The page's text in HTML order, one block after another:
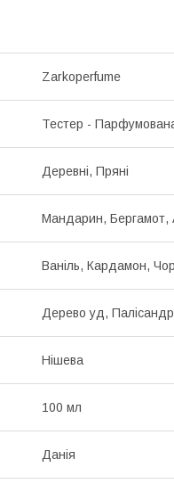
Zarkoperfume
Тестер -
Деревні, Пряні
Мандарин, Бергамот,
Ваніль, Кардамон,
Дерево уд,
Нішева
100 мл
Данія